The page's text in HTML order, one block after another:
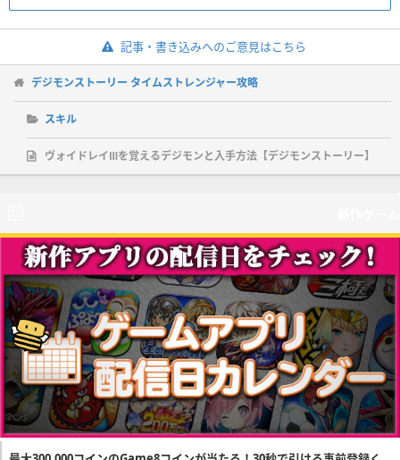
記事・書き込みへのご意見はこちら
デジモンストーリー タイムストレンジャー攻略
スキル
ヴォイドレイⅢを覚えるデジモンと入手方法【デジモンストーリー】